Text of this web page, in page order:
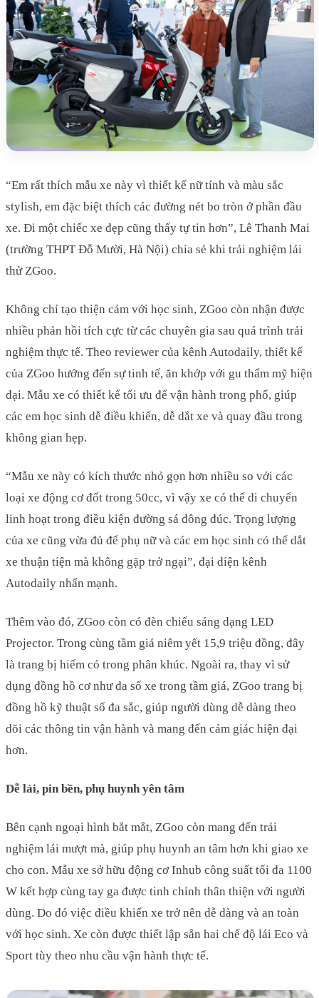
“Em rất thích mẫu xe này vì thiết kế nữ tính và màu sắc
stylish, em đặc biệt thích các đường nét bo tròn ở phần đầu
xe. Đi một chiếc xe đẹp cũng thấy tự tin hơn”, Lê Thanh Mai
(trường THPT Đỗ Mười, Hà Nội) chia sẻ khi trải nghiệm lái
thử ZGoo.
Không chỉ tạo thiện cảm với học sinh, ZGoo còn nhận được
nhiều phản hồi tích cực từ các chuyên gia sau quá trình trải
nghiệm thực tế. Theo reviewer của kênh Autodaily, thiết kế
của ZGoo hướng đến sự tinh tế, ăn khớp với gu thẩm mỹ hiện
đại. Mẫu xe có thiết kế tối ưu để vận hành trong phố, giúp
các em học sinh dễ điều khiển, dễ dắt xe và quay đầu trong
không gian hẹp.
“Mẫu xe này có kích thước nhỏ gọn hơn nhiều so với các
loại xe động cơ đốt trong 50cc, vì vậy xe có thể di chuyển
linh hoạt trong điều kiện đường sá đông đúc. Trọng lượng
của xe cũng vừa đủ để phụ nữ và các em học sinh có thể dắt
xe thuận tiện mà không gặp trở ngại”, đại diện kênh
Autodaily nhấn mạnh.
Thêm vào đó, ZGoo còn có đèn chiếu sáng dạng LED
Projector. Trong cùng tầm giá niêm yết 15,9 triệu đồng, đây
là trang bị hiếm có trong phân khúc. Ngoài ra, thay vì sử
dụng đồng hồ cơ như đa số xe trong tầm giá, ZGoo trang bị
đồng hồ kỹ thuật số đa sắc, giúp người dùng dễ dàng theo
dõi các thông tin vận hành và mang đến cảm giác hiện đại
hơn.
Dễ lái, pin bền, phụ huynh yên tâm
Bên cạnh ngoại hình bắt mắt, ZGoo còn mang đến trải
nghiệm lái mượt mà, giúp phụ huynh an tâm hơn khi giao xe
cho con. Mẫu xe sở hữu động cơ Inhub công suất tối đa 1100
W kết hợp cùng tay ga được tinh chỉnh thân thiện với người
dùng. Do đó việc điều khiển xe trở nên dễ dàng và an toàn
với học sinh. Xe còn được thiết lập sẵn hai chế độ lái Eco và
Sport tùy theo nhu cầu vận hành thực tế.